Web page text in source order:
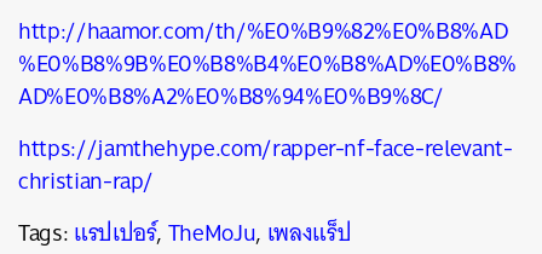
http://haamor.com/th/%E0%B9%82%E0%B8%AD
%E0%B8%9B%E0%B8%B4%E0%B8%AD%E0%B8%
AD%E0%B8%A2%E0%B8%94%E0%B9%8C/
https://jamthehype.com/rapper-nf-face-relevant-
christian-rap/
Tags:แรปเปอร์,TheMoJu, เพลงแร็ป